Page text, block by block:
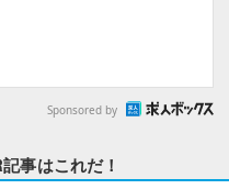
Sponsored by
事はこれだ！